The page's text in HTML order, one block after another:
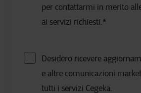
per contattarmi in merito
ai servizi richiesti.*
Desidero ricevere
e altre comunicazioni
tutti i servizi Cegeka.